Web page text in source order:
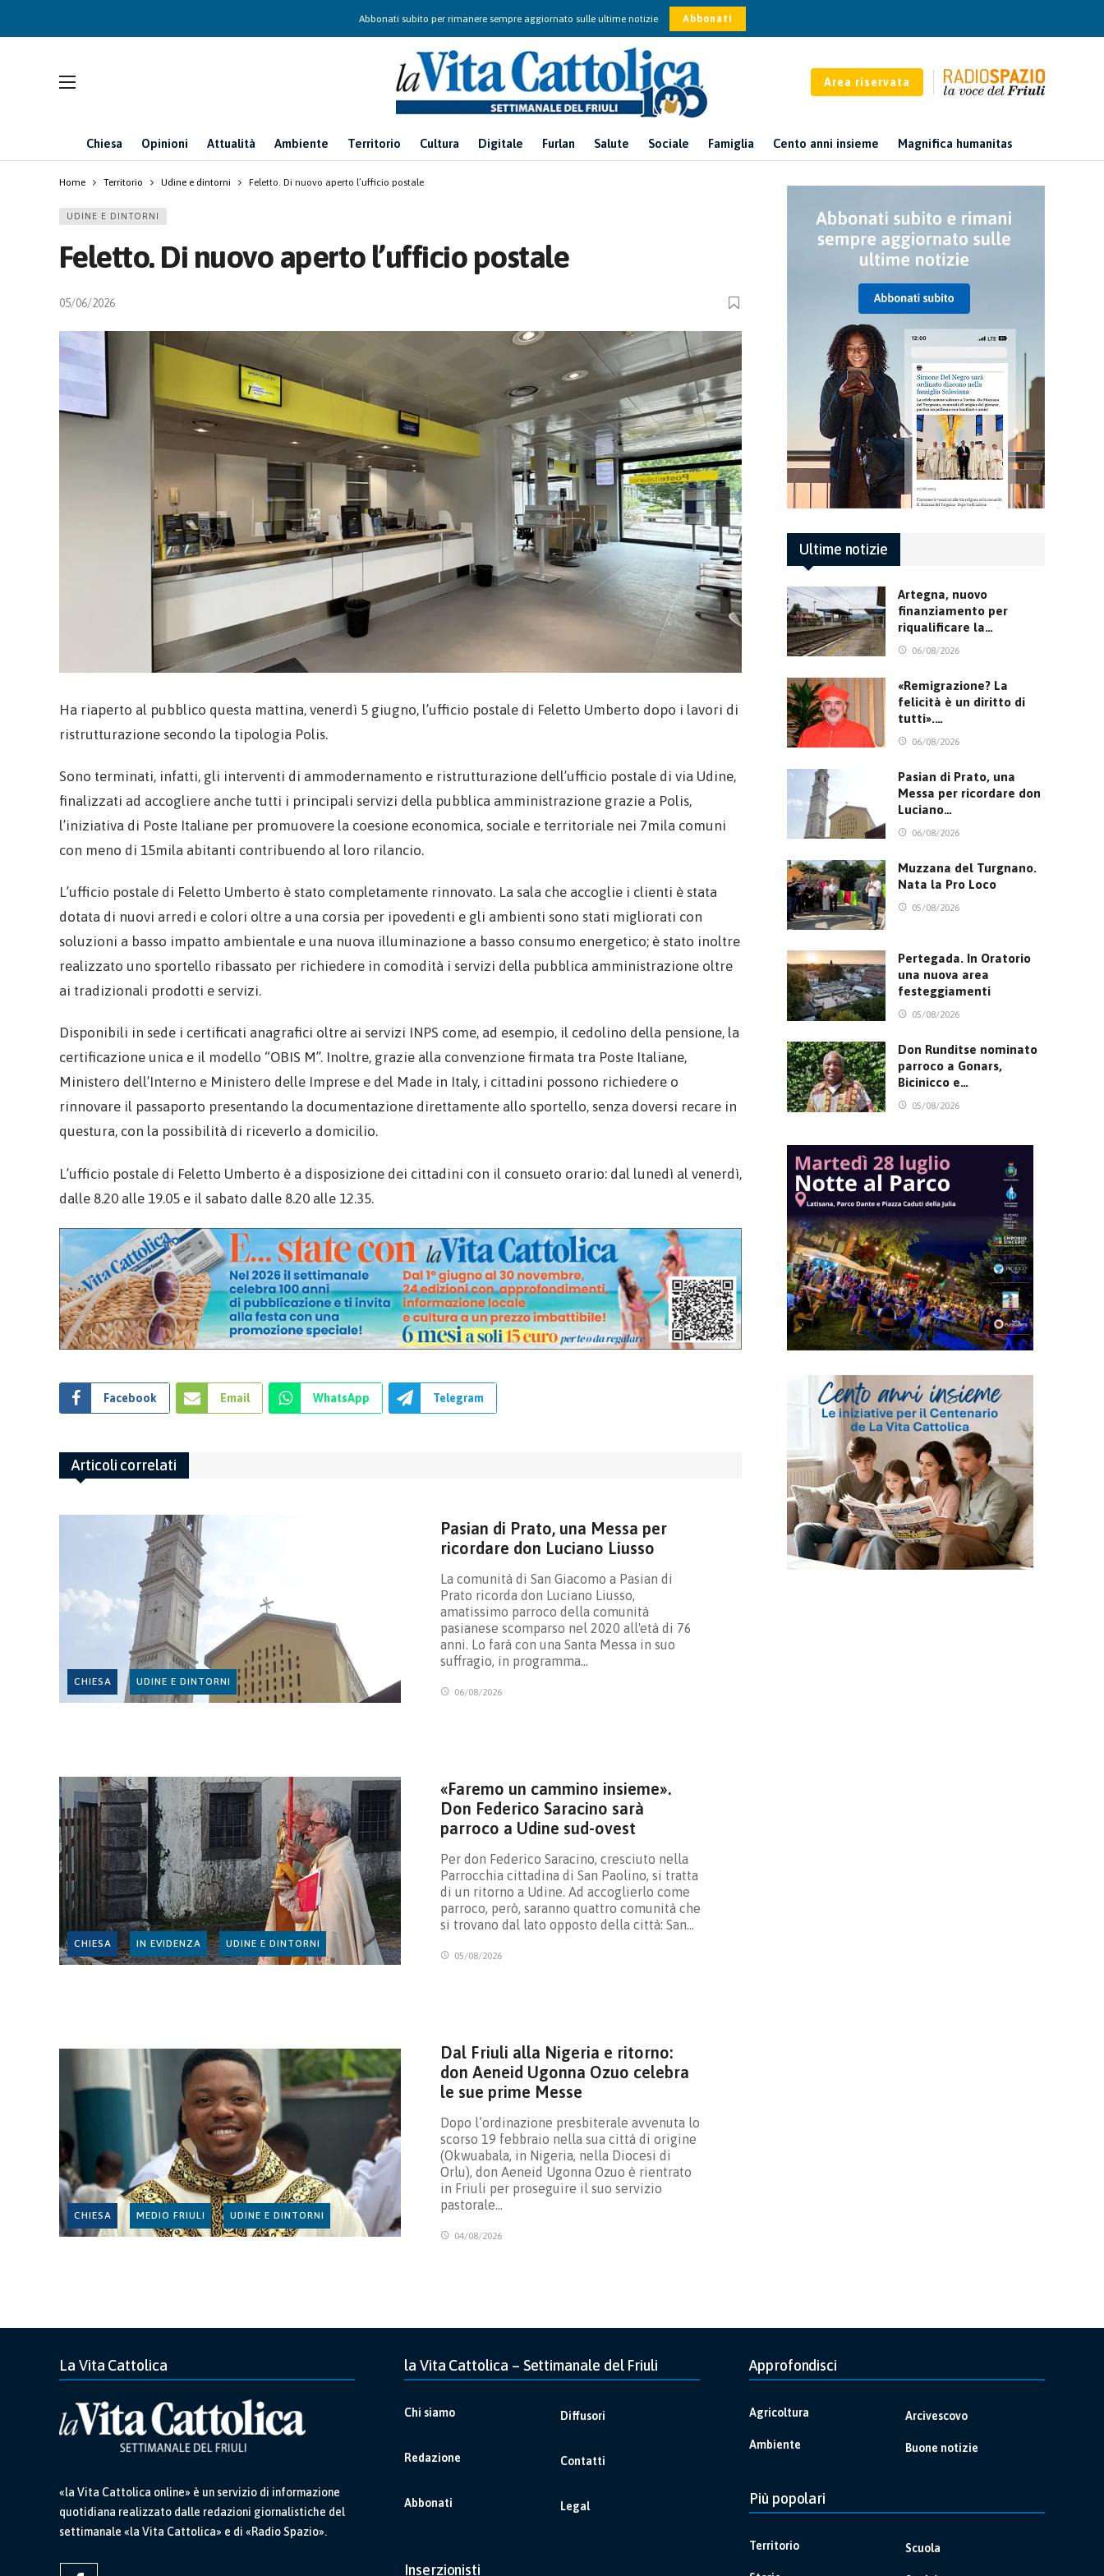
Abbonati subito per rimanere sempre aggiornato sulle ultime notizie Abbonati
Area riservata
Chiesa Opinioni Attualità Ambiente Territorio Cultura Digitale Furlan Salute Sociale Famiglia Cento anni insieme Magnifica humanitas
Home Territorio Udine e dintorni Feletto. Di nuovo aperto l’ufficio postale
UDINE E DINTORNI
Feletto. Di nuovo aperto l’ufficio postale
05/06/2026
Ha riaperto al pubblico questa mattina, venerdì 5 giugno, l’ufficio postale di Feletto Umberto dopo i lavori di
ristrutturazione secondo la tipologia Polis.
Sono terminati, infatti, gli interventi di ammodernamento e ristrutturazione dell’ufficio postale di via Udine,
finalizzati ad accogliere anche tutti i principali servizi della pubblica amministrazione grazie a Polis,
l’iniziativa di Poste Italiane per promuovere la coesione economica, sociale e territoriale nei 7mila comuni
con meno di 15mila abitanti contribuendo al loro rilancio.
L’ufficio postale di Feletto Umberto è stato completamente rinnovato. La sala che accoglie i clienti è stata
dotata di nuovi arredi e colori oltre a una corsia per ipovedenti e gli ambienti sono stati migliorati con
soluzioni a basso impatto ambientale e una nuova illuminazione a basso consumo energetico; è stato inoltre
realizzato uno sportello ribassato per richiedere in comodità i servizi della pubblica amministrazione oltre
ai tradizionali prodotti e servizi.
Disponibili in sede i certificati anagrafici oltre ai servizi INPS come, ad esempio, il cedolino della pensione, la
certificazione unica e il modello “OBIS M”. Inoltre, grazie alla convenzione firmata tra Poste Italiane,
Ministero dell’Interno e Ministero delle Imprese e del Made in Italy, i cittadini possono richiedere o
rinnovare il passaporto presentando la documentazione direttamente allo sportello, senza doversi recare in
questura, con la possibilità di riceverlo a domicilio.
L’ufficio postale di Feletto Umberto è a disposizione dei cittadini con il consueto orario: dal lunedì al venerdì,
dalle 8.20 alle 19.05 e il sabato dalle 8.20 alle 12.35.
Facebook Email WhatsApp Telegram
Articoli correlati
CHIESA UDINE E DINTORNI
Pasian di Prato, una Messa per
ricordare don Luciano Liusso
La comunità di San Giacomo a Pasian di
Prato ricorda don Luciano Liusso,
amatissimo parroco della comunità
pasianese scomparso nel 2020 all'età di 76
anni. Lo farà con una Santa Messa in suo
suffragio, in programma…
06/08/2026
CHIESA IN EVIDENZA UDINE E DINTORNI
«Faremo un cammino insieme».
Don Federico Saracino sarà
parroco a Udine sud-ovest
Per don Federico Saracino, cresciuto nella
Parrocchia cittadina di San Paolino, si tratta
di un ritorno a Udine. Ad accoglierlo come
parroco, però, saranno quattro comunità che
si trovano dal lato opposto della città: San…
05/08/2026
CHIESA MEDIO FRIULI UDINE E DINTORNI
Dal Friuli alla Nigeria e ritorno:
don Aeneid Ugonna Ozuo celebra
le sue prime Messe
Dopo l’ordinazione presbiterale avvenuta lo
scorso 19 febbraio nella sua città di origine
(Okwuabala, in Nigeria, nella Diocesi di
Orlu), don Aeneid Ugonna Ozuo è rientrato
in Friuli per proseguire il suo servizio
pastorale…
04/08/2026
Ultime notizie
Artegna, nuovo
finanziamento per
riqualificare la…
06/08/2026
«Remigrazione? La
felicità è un diritto di
tutti».…
06/08/2026
Pasian di Prato, una
Messa per ricordare don
Luciano…
06/08/2026
Muzzana del Turgnano.
Nata la Pro Loco
05/08/2026
Pertegada. In Oratorio
una nuova area
festeggiamenti
05/08/2026
Don Runditse nominato
parroco a Gonars,
Bicinicco e…
05/08/2026
La Vita Cattolica
«la Vita Cattolica online» è un servizio di informazione
quotidiana realizzato dalle redazioni giornalistiche del
settimanale «la Vita Cattolica» e di «Radio Spazio».
la Vita Cattolica – Settimanale del Friuli
Chi siamo
Redazione
Abbonati
Diffusori
Contatti
Legal
Inserzionisti
Approfondisci
Agricoltura
Ambiente
Arcivescovo
Buone notizie
Più popolari
Territorio Scuola